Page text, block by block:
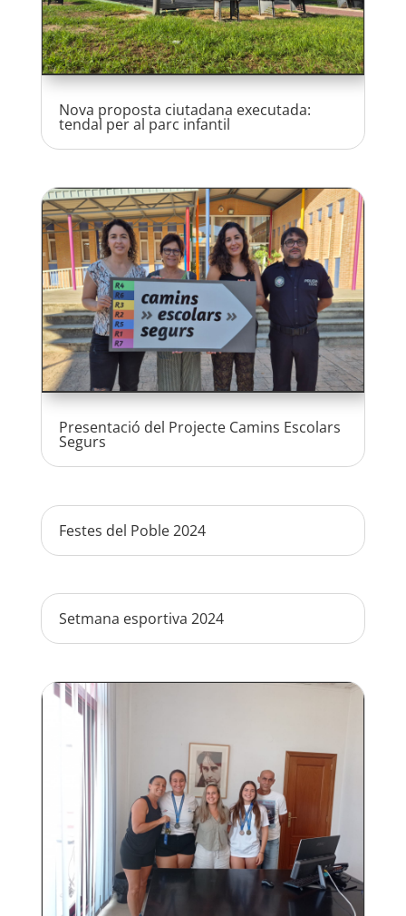
Nova proposta ciutadana executada:
tendal per al parc infantil
Presentació del Projecte Camins Escolars
Segurs
Festes del Poble 2024
Setmana esportiva 2024